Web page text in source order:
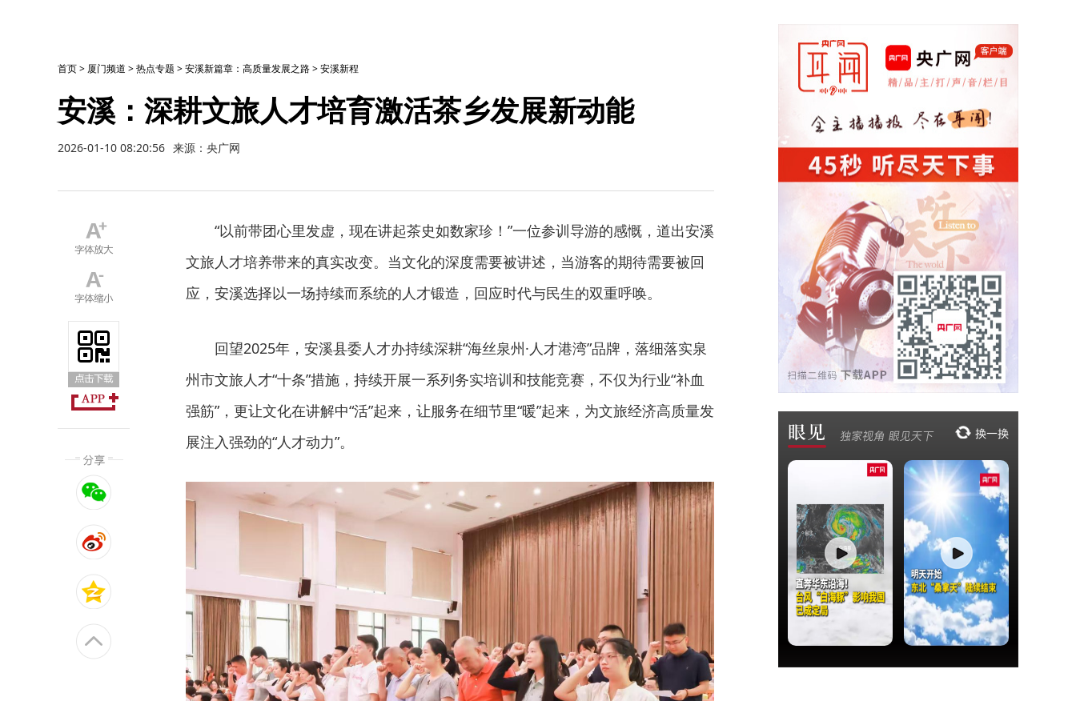
首页> 厦门频道 >热点专题 >安溪新篇章：高质量发展之路>安溪新程
安溪：深耕文旅人才培育激活茶乡发展新动能
2026-01-10 08:20:56 来源：央广网
“以前带团心里发虚，现在讲起茶史如数家珍！”一位参训导游的感慨，道出安溪
文旅人才培养带来的真实改变。当文化的深度需要被讲述，当游客的期待需要被回
应，安溪选择以一场持续而系统的人才锻造，回应时代与民生的双重呼唤。
回望2025年，安溪县委人才办持续深耕“海丝泉州·人才港湾”品牌，落细落实泉
州市文旅人才“十条”措施，持续开展一系列务实培训和技能竞赛，不仅为行业“补血
强筋”，更让文化在讲解中“活”起来，让服务在细节里“暖”起来，为文旅经济高质量发
展注入强劲的“人才动力”。